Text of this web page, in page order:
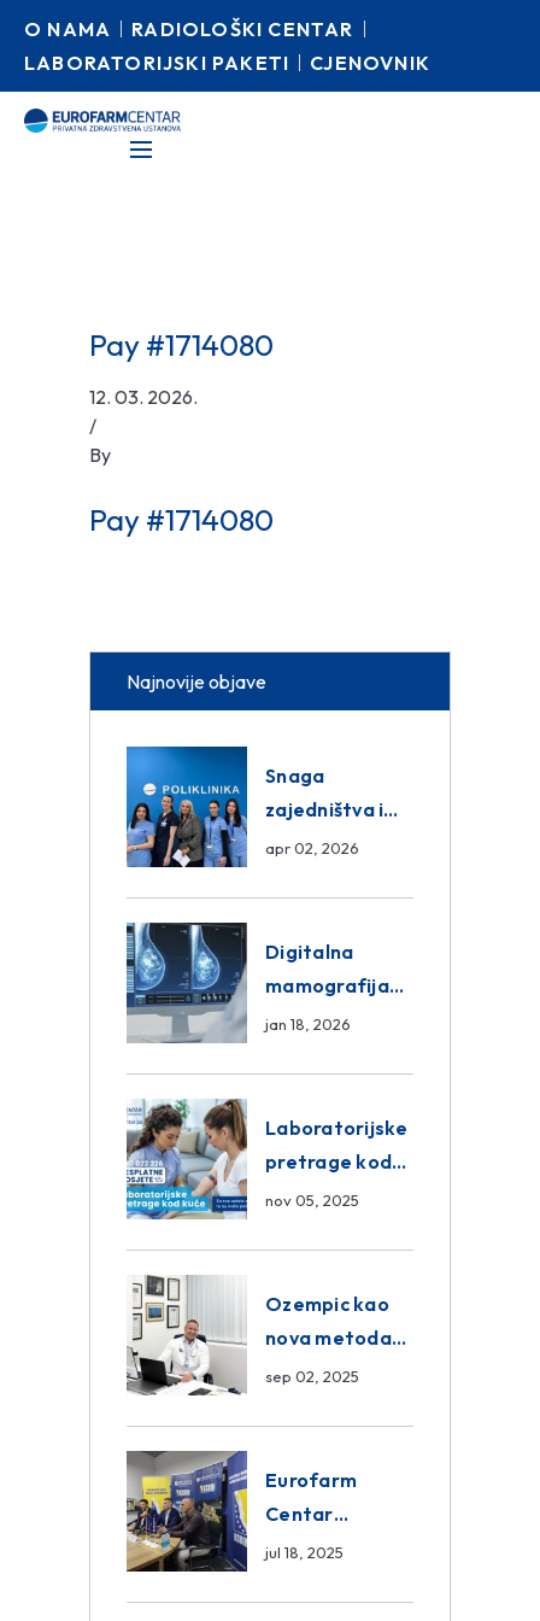
O NAMA
RADIOLOŠKI CENTAR
LABORATORIJSKI PAKETI
CJENOVNIK
Pay #1714080
12. 03. 2026.
/
By
Pay #1714080
Najnovije objave
Snaga
zajedništva i
razmjena
Group
apr 02, 2026
Digitalna
mamografija
Sarajevo –
Centar
Poliklinika
jan 18, 2026
Laboratorijske
pretrage kod
kuće – novo u
Poliklinici
nov 05, 2025
Ozempic kao
nova metoda
mršavljenja: da
sep 02, 2025
Eurofarm
Centar
Poliklinika i
jul 18, 2025